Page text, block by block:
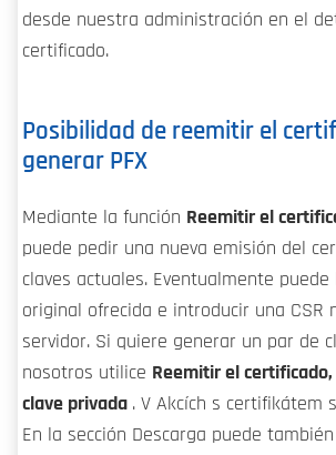
desde nuestra administración en el
certificado.
Posibilidad de reemitir el
generar PFX
Mediante la función Reemitir el
puede pedir una nueva emisión del
claves actuales. Eventualmente puede
original ofrecida e introducir una CSR
servidor. Si quiere generar un par de
nosotros utilice Reemitir el
clave privada . V Akcích s certifikátem
En la sección Descarga puede también